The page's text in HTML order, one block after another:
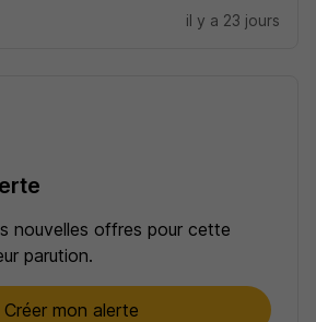
il y a 23 jours
nouvelles offres pour cette
parution.
Créer mon alerte